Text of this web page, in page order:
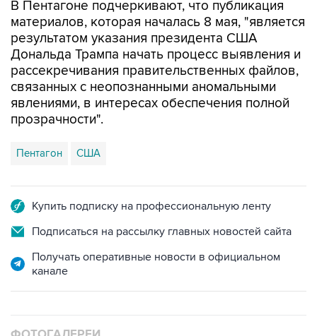
результатом указания президента США
Дональда Трампа начать процесс выявления и
рассекречивания правительственных файлов,
связанных с неопознанными аномальными
явлениями, в интересах обеспечения полной
прозрачности".
Пентагон США
Подписаться на рассылку главных новостей сайта
Получать оперативные новости в официальном